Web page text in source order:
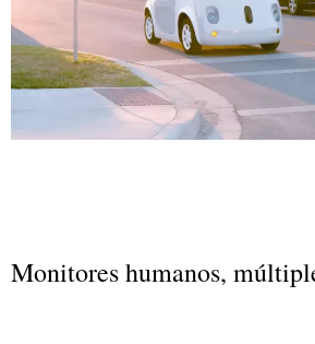
Monitores humanos,